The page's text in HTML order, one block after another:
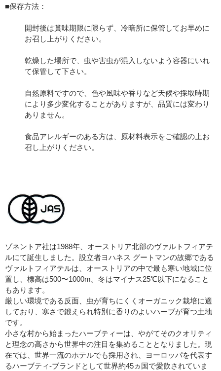
■保存方法：
開封後は賞味期限に限らず、冷暗所に保管してお早めに
お召し上がりください。
乾燥した場所で、虫や害虫が混入しないよう容器にいれ
て保管して下さい。
自然原料ですので、色や風味や香りなど天候や採取時期
により多少変化することがありますが、品質には変わり
ありません。
食品アレルギーのある方は、原材料表示をご確認の上お
召し上がりください。
ゾネントア社は1988年、オーストリア北部のヴァルトフィアテ
ルにて誕生しました。設立者ヨハネス グートマンの故郷である
ヴァルトフィアテルは、オーストリアの中で最も寒い地域に位
置し、標高は500〜1000m。冬はマイナス25℃以下になること
もあります。
厳しい環境である反面、虫が育ちにくくオーガニック栽培に適
しており、寒さで鍛えられ特別に香りのよいハーブが育つ土地
です。
小さな村から始まったハーブティーは、やがてそのクオリティ
と理念の高さから世界中の注目を集めることとなりました。現
在では、世界一流のホテルでも採用され、ヨーロッパを代表す
るハーブティ-ブランドとして世界約45ヵ国で愛飲されていま